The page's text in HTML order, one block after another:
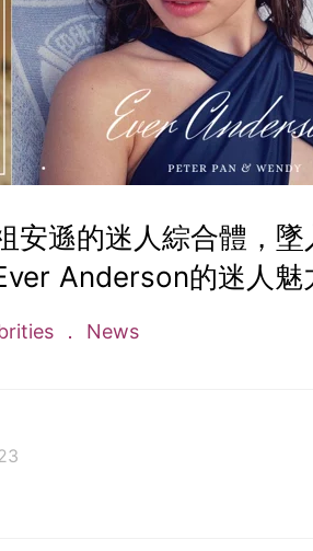
安遜的迷人綜合體，墜
Anderson的迷人魅
News